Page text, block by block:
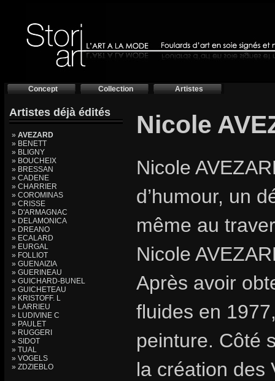
Concept Collection Artistes
Artistes déjà édités
» AVEZARD
» BENETT
» BLIGNY
» BOUCHEIX
» BRESSAN
» CADENE
» CHARRIER
» COROMINAS
» CRISSE
» D'ARMAGNAC
» DELAMONICA
» DREANO
» ECALARD
» EURGAL
» FOLLIOT
» GUENAIZIA
» GUERINEAU
» GUICHARD-BUNEL
» GUICHETEAU
» KRISTOFF. L
» LARRIEU
» LUDIVINE C
» PAULET
» RUGGERI
» SIDOT
» TUAL
» VOGELS
» ZDZIEBLO
Nicole
Nicole
d’humour, un
même au
Nicole
Après avoir
fluides en
peinture. Côté
la création des